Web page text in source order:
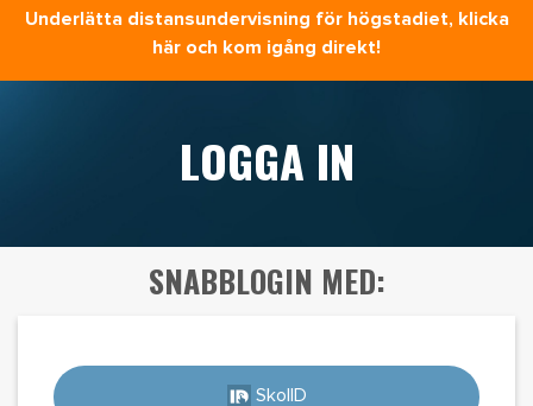
Är du lärare?
Underlätta distansundervisning för högstadiet, klicka
här och kom igång direkt!
LOGGA IN
SNABBLOGIN MED:
SkolID